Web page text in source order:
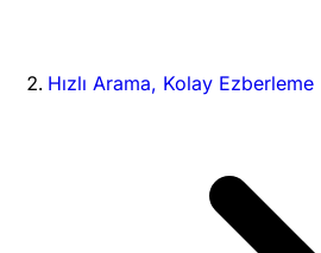
Hızlı Arama, Kolay Ezberleme